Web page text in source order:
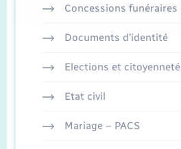
Concessions funéraires
Documents d’identité
Elections et citoyenneté
Etat civil
Mariage – PACS